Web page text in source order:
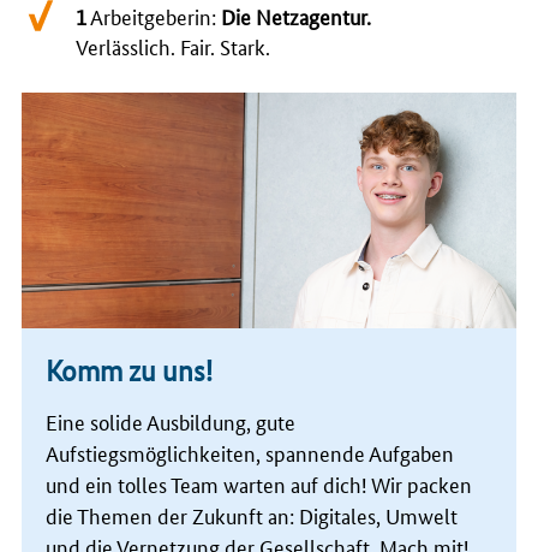
1Arbeitgeberin: Die Netzagentur.
Verlässlich. Fair. Stark.
Komm zu uns!
Eine solide Ausbildung, gute
Aufstiegsmöglichkeiten, spannende Aufgaben
und ein tolles Team warten auf dich! Wir packen
die Themen der Zukunft an: Digitales, Umwelt
und die Vernetzung der Gesellschaft. Mach mit!